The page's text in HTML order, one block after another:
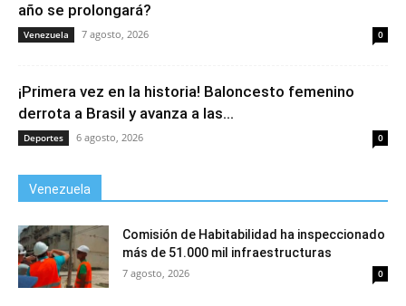
año se prolongará?
Venezuela 7 agosto, 2026 0
¡Primera vez en la historia! Baloncesto femenino
derrota a Brasil y avanza a las...
Deportes 6 agosto, 2026 0
Venezuela
Comisión de Habitabilidad ha inspeccionado
más de 51.000 mil infraestructuras
7 agosto, 2026 0